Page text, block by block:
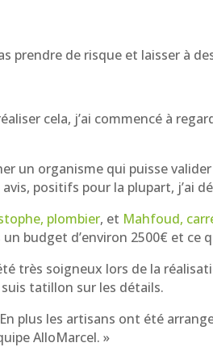
prendre de risque et laisser à
cela, j’ai commencé à
un organisme qui puisse valider
positifs pour la plupart, j’ai
plombier, et Mahfoud,
budget d’environ 2500€ et ce
très soigneux lors de la
tatillon sur les détails.
plus les artisans ont été
AlloMarcel. »